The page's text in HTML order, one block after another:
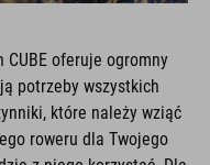
oferuje ogromny
potrzeby wszystkich
które należy wziąć
roweru dla Twojego
z niego korzystać. Dla